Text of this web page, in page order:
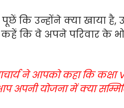
से पूछें कि उन्होंने क्या खाया
से कहें कि वे अपने परिवार
ने आपको कहा कि
अपनी योजना में क्या